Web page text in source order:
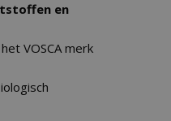
en
VOSCA merk